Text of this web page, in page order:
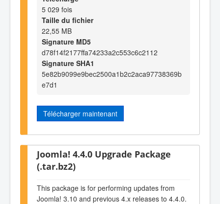
5 029 fois
Taille du fichier
22,55 MB
Signature MD5
d78f14f2177ffa74233a2c553c6c2112
Signature SHA1
5e82b9099e9bec2500a1b2c2aca97738369b
e7d1
Télécharger maintenant
Joomla! 4.4.0 Upgrade Package
(.tar.bz2)
This package is for performing updates from
Joomla! 3.10 and previous 4.x releases to 4.4.0.